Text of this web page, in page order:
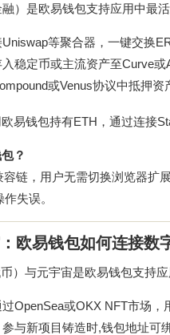
）是欧易钱包支持应用中最
Uniswap等聚合器，一键交换
入稳定币或主流资产至Curve或
或Venus协议中抵押
欧易钱包持有ETH，通过连接
？
链，用户无需切换浏览器扩
失误。
欧易钱包如何连接数
）与元宇宙是欧易钱包支持
过OpenSea或OKX NFT市场
参与新项目铸造时,钱包地址可